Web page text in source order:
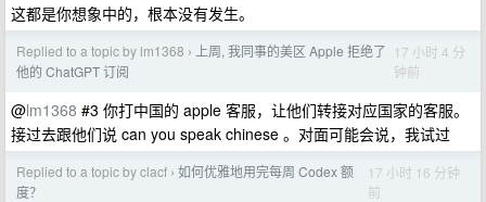
这都是你想象中的，根本没有发生。
Replied to a topic by lm1368 ›
上周, 我同事的美区 Apple 拒绝了
他的 ChatGPT 订阅
17 小时 4 分
钟前
@lm1368 #3 你打中国的 apple 客服，让他们转接对应国家的客服。
接过去跟他们说 can you speak chinese 。对面可能会说，我试过
Replied to a topic by clacf › 如何优雅地用完每周 Codex 额
度？
17 小时 16 分钟
前